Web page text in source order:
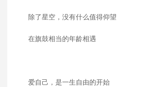
除了星空，没有什么值得仰望
在旗鼓相当的年龄相遇
爱自己，是一生自由的开始